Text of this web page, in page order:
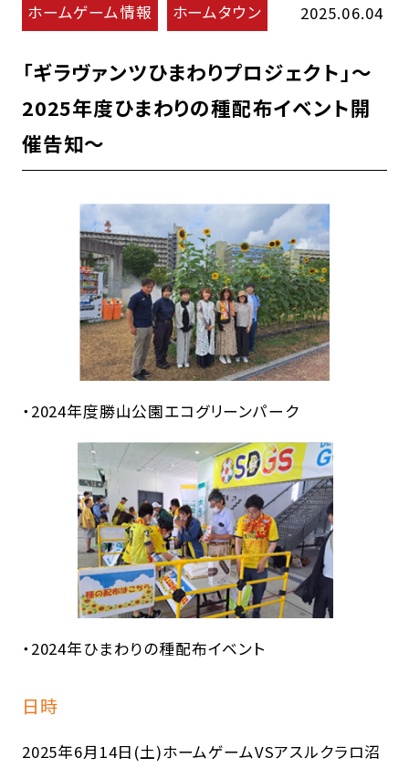
ホームゲーム情報 ホームタウン 2025.06.04
「ギラヴァンツひまわりプロジェクト」～
2025年度ひまわりの種配布イベント開
催告知～
・2024年度勝山公園エコグリーンパーク
・2024年ひまわりの種配布イベント
日時
2025年6月14日(土)ホームゲームVSアスルクラロ沼